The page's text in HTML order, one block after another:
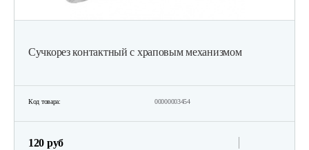
Сучкорез контактный с храповым механизмом
Код товара: 00000003454
120 руб